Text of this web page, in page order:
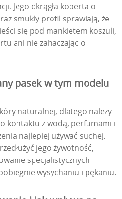
Jego okrągła koperta o
smukły profil sprawiają, że
się pod mankietem koszuli,
ani nie zahaczając o
pasek w tym modelu
naturalnej, dlatego należy
kontaktu z wodą, perfumami i
najlepiej używać suchej,
jego żywotność,
specjalistycznych
wysychaniu i pękaniu.